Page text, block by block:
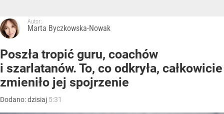
Autor:
Marta Byczkowska-Nowak
Poszła tropić guru, coachów
i szarlatanów. To, co odkryła, całkowicie
zmieniło jej spojrzenie
Dodano:dzisiaj 5:31